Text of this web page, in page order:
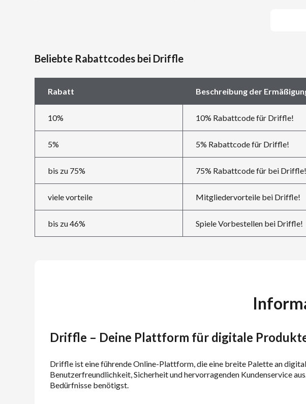
Beliebte Rabattcodes bei Driffle
Rabatt Beschreibung der
10% 10% Rabattcode für Driffle!
5% 5% Rabattcode für Driffle!
bis zu 75% 75% Rabattcode für bei Driffle!
viele vorteile Mitgliedervorteile bei Driffle!
bis zu 46% Spiele Vorbestellen bei Driffle!
Driffle – Deine Plattform für digitale
Driffle ist eine führende Online-Plattform, die eine breite Palette an
Benutzerfreundlichkeit, Sicherheit und hervorragenden Kundenservice
Bedürfnisse benötigst.